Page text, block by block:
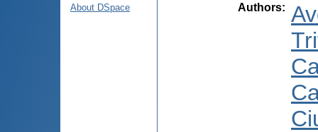
About DSpace
Authors: